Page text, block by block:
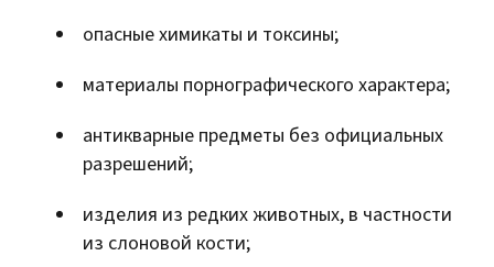
опасные химикаты и токсины;
материалы порнографического характера;
антикварные предметы без официальных
разрешений;
изделия из редких животных, в частности
из слоновой кости;